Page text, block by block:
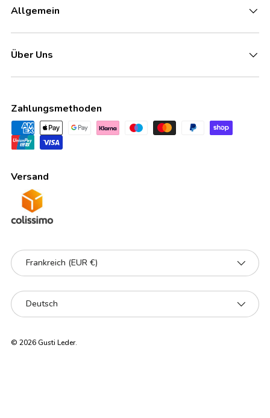
Allgemein
Über Uns
Zahlungsmethoden
Versand
Land/Region
Frankreich (EUR €)
Sprache
Deutsch
© 2026Gusti Leder.